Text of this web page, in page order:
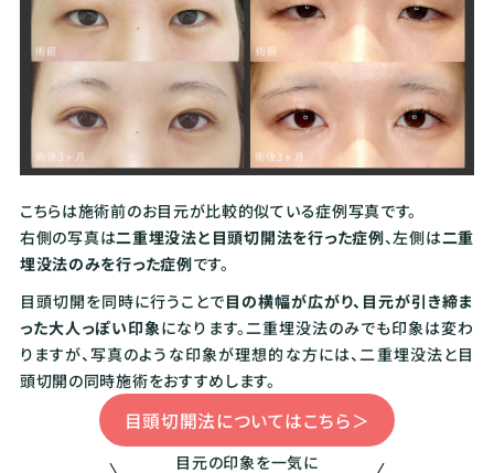
こちらは施術前のお目元が比較的似ている症例写真です。
右側の写真は二重埋没法と目頭切開法を行った症例、左側は二重
埋没法のみを行った症例です。
目頭切開を同時に行うことで目の横幅が広がり、目元が引き締ま
った大人っぽい印象になります。二重埋没法のみでも印象は変わ
りますが、写真のような印象が理想的な方には、二重埋没法と目
頭切開の同時施術をおすすめします。
目頭切開法についてはこちら＞
目元の印象を一気に